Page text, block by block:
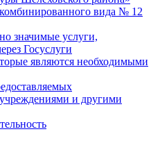
вида № 12
значимые услуги,
Госуслуги
являются необходимыми
и другими